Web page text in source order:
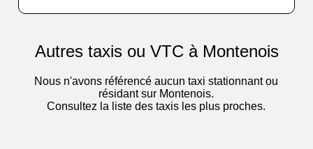
Autres taxis ou VTC à Montenois
Nous n'avons référencé aucun taxi stationnant ou
résidant sur Montenois.
Consultez la liste des taxis les plus proches.